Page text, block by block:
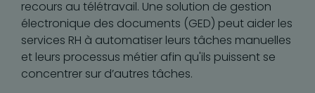
recours au télétravail. Une solution de gestion
électronique des documents (GED) peut aider les
services RH à automatiser leurs tâches manuelles
et leurs processus métier afin qu'ils puissent se
concentrer sur d’autres tâches.